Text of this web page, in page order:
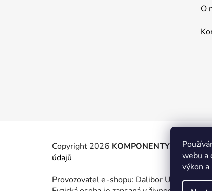
webu a
výkon
O
Copyright 2026 KOMPONENTY.NET /
údajů
Provozovatel e-shopu: Dalibor Urban, IČ: